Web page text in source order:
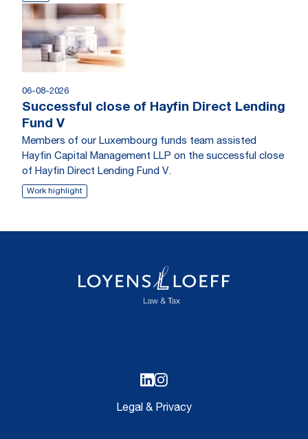
06-08-2026
Successful close of Hayfin Direct Lending
Fund V
Members of our Luxembourg funds team assisted
Hayfin Capital Management LLP on the successful close
of Hayfin Direct Lending Fund V.
Work highlight
Legal & Privacy